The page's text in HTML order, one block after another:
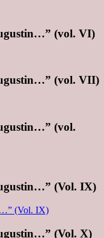
(vol. VI)
(vol. VII)
(vol.
(Vol. IX)
(Vol. X)